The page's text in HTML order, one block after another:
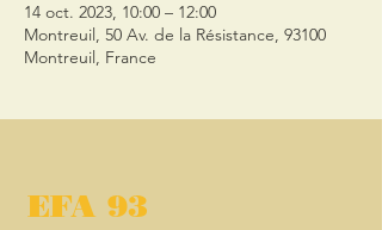
14 oct. 2023, 10:00 – 12:00
Montreuil, 50 Av. de la Résistance, 93100
Montreuil, France
EFA 93